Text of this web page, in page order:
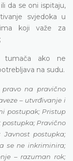
da se oni ispitaju,
svjedoka u
koji važe za
tumača ako ne
na sudu.
pravo na pravično
– utvrđivanje i
postupak; Pristup
Pravično
postupka;
se ne inkriminira;
– razuman rok;